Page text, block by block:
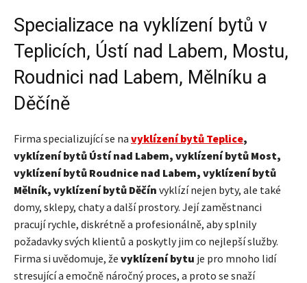
Specializace na vyklízení bytů v
Teplicích, Ústí nad Labem, Mostu,
Roudnici nad Labem, Mělníku a
Děčíně
Firma specializující se na vyklízení bytů Teplice,
vyklízení bytů Ústí nad Labem, vyklízení bytů Most,
vyklízení bytů Roudnice nad Labem, vyklízení bytů
Mělník, vyklízení bytů Děčín vyklízí nejen byty, ale také
domy, sklepy, chaty a další prostory. Její zaměstnanci
pracují rychle, diskrétně a profesionálně, aby splnily
požadavky svých klientů a poskytly jim co nejlepší služby.
Firma si uvědomuje, že vyklízení bytu je pro mnoho lidí
stresující a emočně náročný proces, a proto se snaží